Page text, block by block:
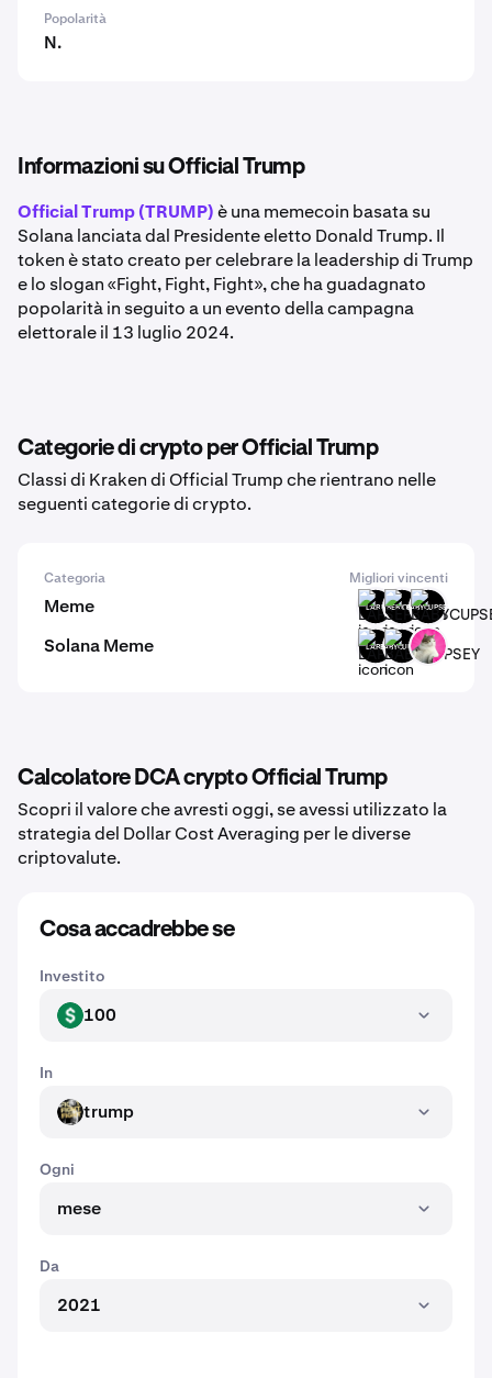
Popolarità
N.
Informazioni su Official Trump
Official Trump (TRUMP)è una memecoin basata su
Solana lanciata dal Presidente eletto Donald Trump. Il
token è stato creato per celebrare la leadership di Trump
e lo slogan «Fight, Fight, Fight», che ha guadagnato
popolarità in seguito a un evento della campagna
elettorale il 13 luglio 2024.
Categorie di crypto per Official Trump
Classi di Kraken di Official Trump che rientrano nelle
seguenti categorie di crypto.
Categoria Migliori vincenti
Meme LARPSERIOUSBABYCUPSEY
Solana Meme LARPBABYCUPSEYFATCAT
Calcolatore DCA crypto Official Trump
Scopri il valore che avresti oggi, se avessi utilizzato la
strategia del Dollar Cost Averaging per le diverse
criptovalute.
Cosa accadrebbe se
Investito
USD 100
In
TRUMPtrump
Ogni
mese
Da
2021